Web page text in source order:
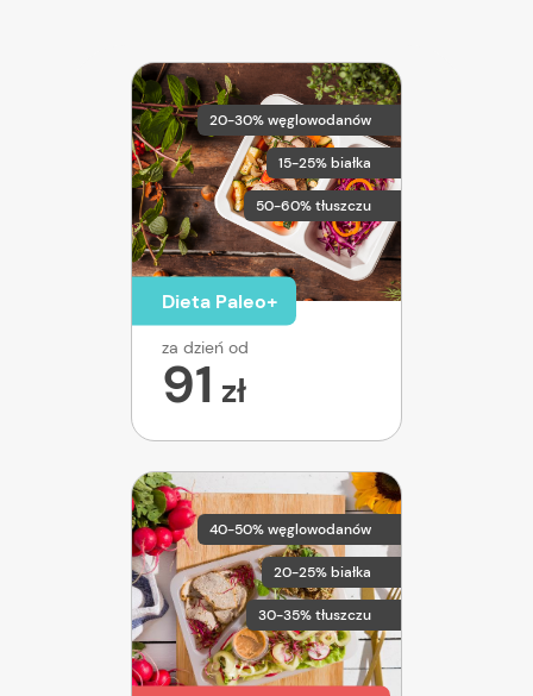
20-30% węglowodanów
15-25% białka
50-60% tłuszczu
Dieta Paleo+
za dzień od
91 zł
40-50% węglowodanów
20-25% białka
30-35% tłuszczu